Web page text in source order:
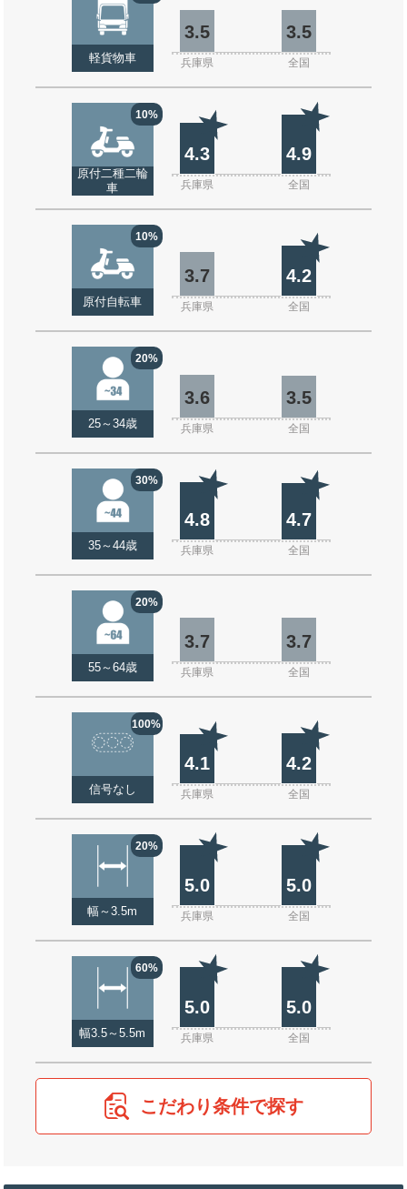
軽貨物車
3.5 3.5
兵庫県 全国
10%
原付二種二輪
車
4.3 4.9
兵庫県 全国
10%
原付自転車
3.7 4.2
兵庫県 全国
20%
25～34歳
3.6 3.5
兵庫県 全国
30%
35～44歳
4.8 4.7
兵庫県 全国
20%
55～64歳
3.7 3.7
兵庫県 全国
100%
信号なし
4.1 4.2
兵庫県 全国
20%
幅～3.5m
5.0 5.0
兵庫県 全国
60%
幅3.5～5.5m
5.0 5.0
兵庫県 全国
こだわり条件で探す